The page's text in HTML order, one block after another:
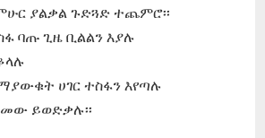
ያልቃል ጉድጓድ ተጨምሮ፡፡
ባጡ ጊዜ ቢልልን እያሉ
ሀገር ተስፋን እየጣሉ
ይወድቃሉ፡፡